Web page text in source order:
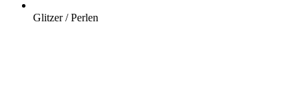
Glitzer / Perlen